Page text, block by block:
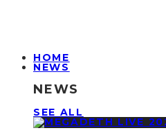
HOME
NEWS
NEWS
SEE ALL